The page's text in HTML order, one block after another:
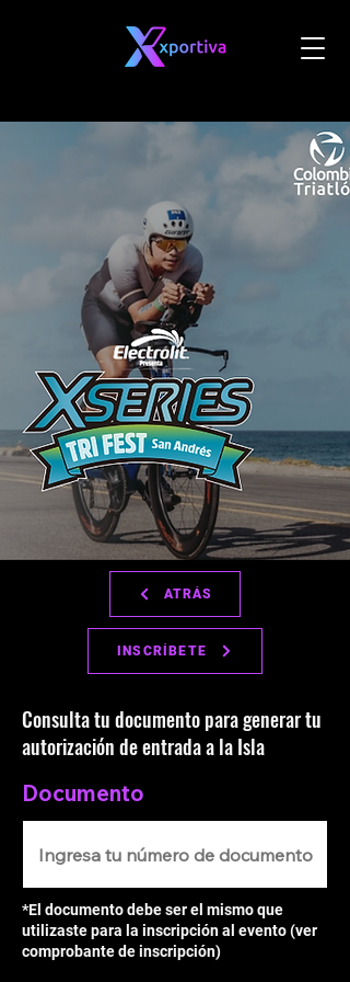
ATRÁS
INSCRÍBETE
Consulta tu documento para generar tu
autorización de entrada a la Isla
Documento
*El documento debe ser el mismo que
utilizaste para la inscripción al evento (ver
comprobante de inscripción)